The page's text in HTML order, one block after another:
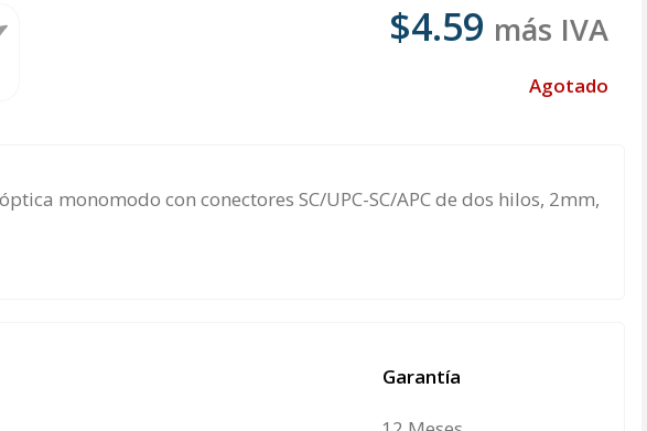
$4.59 más IVA
Agotado
monomodo con conectores SC/UPC-SC/APC de dos hilos, 2mm,
Garantía